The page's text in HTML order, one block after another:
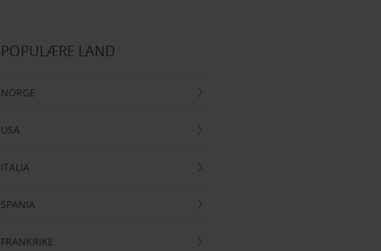
POPULÆRE LAND
NORGE
USA
ITALIA
SPANIA
FRANKRIKE